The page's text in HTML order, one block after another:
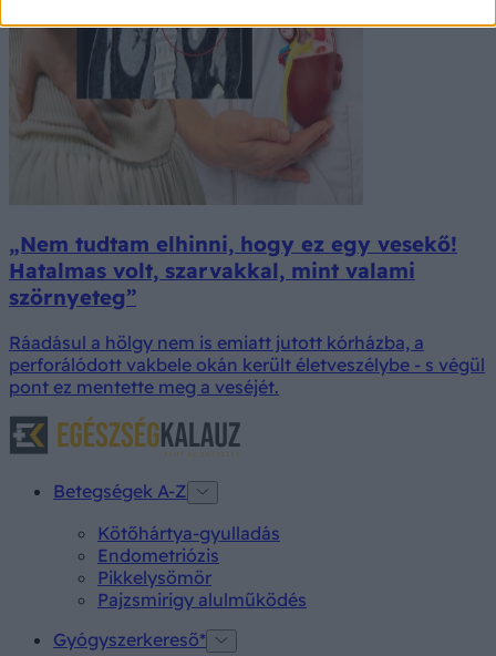
„Nem tudtam elhinni, hogy ez egy vesekő!
Hatalmas volt, szarvakkal, mint valami
szörnyeteg”
Ráadásul a hölgy nem is emiatt jutott kórházba, a
perforálódott vakbele okán került életveszélybe - s végül
pont ez mentette meg a veséjét.
Betegségek A-Z
Kötőhártya-gyulladás
Endometriózis
Pikkelysömör
Pajzsmirigy alulműködés
Gyógyszerkereső*